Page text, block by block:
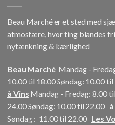
Beau Marché er et sted med
atmosfære, hvor ting blandes
nytænkning & kærlighed
Beau Marché Mandag -
10.00 til 18.00 Søndag: 10.00 til
à Vins Mandag - Fredag: 8.00
24.00 Søndag: 10.00 til 22.00
Søndag : 11.00 til 22.00 Les